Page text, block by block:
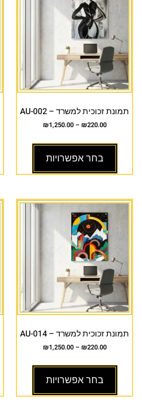
תמונת זכוכית למשרד – AU-002
₪220.00
–
₪1,250.00
בחר אפשרויות
תמונת זכוכית למשרד – AU-014
₪220.00
–
₪1,250.00
בחר אפשרויות